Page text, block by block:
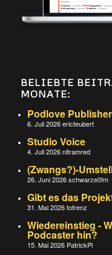
BELIEBTE
MONATE:
Podlove
6. Juli 2026 ericteubert
Studio Voice
4. Juli 2026 nitramred
(Zwangs?)-
26. Juni 2026 schwarze0fm
Gibt es das
31. Mai 2026 tofrenz
Wiedereinstieg -
Podcaster hin?
15. Mai 2026 PatrickPl